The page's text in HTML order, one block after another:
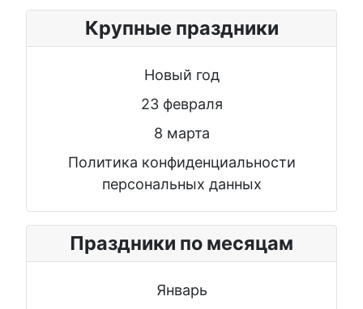
Крупные праздники
Новый год
23 февраля
8 марта
Политика конфиденциальности
персональных данных
Праздники по месяцам
Январь